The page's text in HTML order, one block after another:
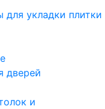
укладки плитки
дверей
и